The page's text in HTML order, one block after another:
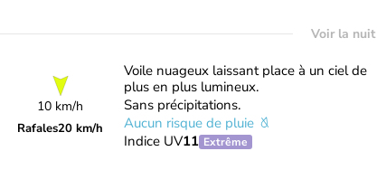
Voir la nuit
10 km/h
Rafales20 km/h
Voile nuageux laissant place à un ciel de
plus en plus lumineux.
Sans précipitations.
Aucun risque de pluie
Indice UV11 Extrême